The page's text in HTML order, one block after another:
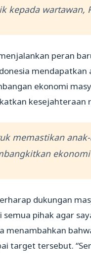
kepada wartawan,
peran
mendapatkan
ekonomi
kesejahteraan
memastikan
ekonomi
dukungan
semua pihak agar
menambahkan
target tersebut.